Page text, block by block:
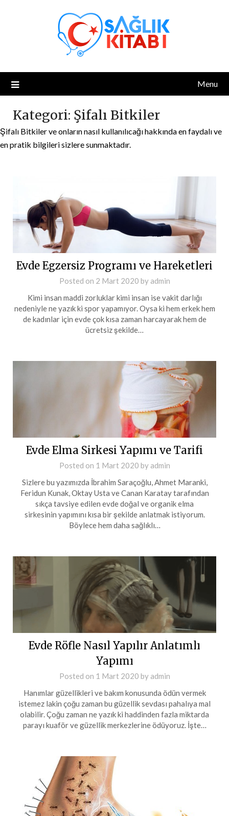
Menu
Kategori: Şifalı Bitkiler
Şifalı Bitkiler ve onların nasıl kullanılıcağı hakkında en faydalı ve
en pratik bilgileri sizlere sunmaktadır.
Evde Egzersiz Programı ve Hareketleri
Posted on 2 Mart 2020 by admin
Kimi insan maddi zorluklar kimi insan ise vakit darlığı
nedeniyle ne yazık ki spor yapamıyor. Oysa ki hem erkek hem
de kadınlar için evde çok kısa zaman harcayarak hem de
ücretsiz şekilde…
Evde Elma Sirkesi Yapımı ve Tarifi
Posted on 1 Mart 2020 by admin
Sizlere bu yazımızda İbrahim Saraçoğlu, Ahmet Maranki,
Feridun Kunak, Oktay Usta ve Canan Karatay tarafından
sıkça tavsiye edilen evde doğal ve organik elma
sirkesinin yapımını kısa bir şekilde anlatmak istiyorum.
Böylece hem daha sağlıklı…
Evde Röfle Nasıl Yapılır Anlatımlı
Yapımı
Posted on 1 Mart 2020 by admin
Hanımlar güzellikleri ve bakım konusunda ödün vermek
istemez lakin çoğu zaman bu güzellik sevdası pahalıya mal
olabilir. Çoğu zaman ne yazık ki haddinden fazla miktarda
parayı kuaför ve güzellik merkezlerine ödüyoruz. İşte…